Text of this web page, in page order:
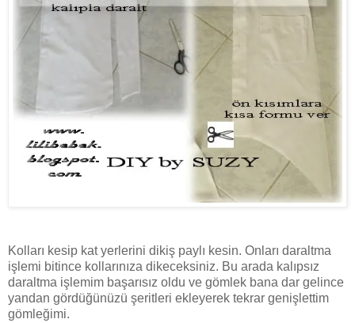
Kolları kesip kat yerlerini dikiş paylı kesin. Onları daraltma
işlemi bitince kollarınıza dikeceksiniz. Bu arada kalıpsız
daraltma işlemim başarısız oldu ve gömlek bana dar gelince
yandan gördüğünüzü şeritleri ekleyerek tekrar genişlettim
gömleğimi.